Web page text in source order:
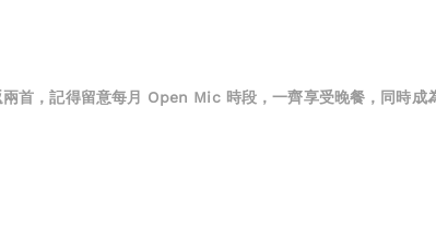
首，記得留意每月 Open Mic 時段，一齊享受晚餐，同時成